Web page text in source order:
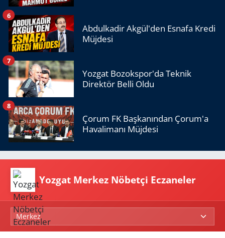
Abdulkadir Akgül'den Esnafa Kredi
Müjdesi
6
Yozgat Bozokspor'da Teknik
Direktör Belli Oldu
7
Çorum FK Başkanından Çorum'a
Havalimanı Müjdesi
8
Yozgat Merkez Nöbetçi Eczaneler